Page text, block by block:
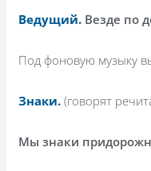
Ведущий. Везде по
Под фоновую музыку
Знаки. (говорят
Мы знаки